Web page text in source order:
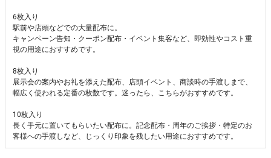
6枚入り
駅前や店頭などでの大量配布に。
キャンペーン告知・クーポン配布・イベント集客など、即効性やコスト重
視の用途におすすめです。
8枚入り
展示会の案内やお礼を添えた配布、店頭イベント、商談時の手渡しまで、
幅広く使われる定番の枚数です。迷ったら、こちらがおすすめです。
10枚入り
長く手元に置いてもらいたい配布に。記念配布・周年のご挨拶・特定のお
客様への手渡しなど、じっくり印象を残したい用途におすすめです。